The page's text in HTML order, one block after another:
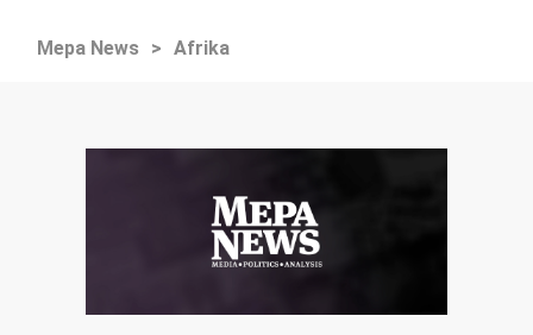
Mepa News > Afrika